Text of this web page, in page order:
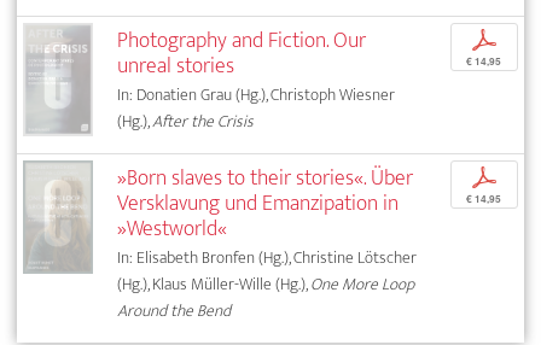
Photography and Fiction. Our
unreal stories
In: Donatien Grau (Hg.), Christoph Wiesner
(Hg.),After the Crisis
p
€ 14,95
»Born slaves to their stories«. Über
Versklavung und Emanzipation in
»Westworld«
In: Elisabeth Bronfen (Hg.), Christine Lötscher
(Hg.), Klaus Müller-Wille (Hg.),One More Loop
Around the Bend
p
€ 14,95